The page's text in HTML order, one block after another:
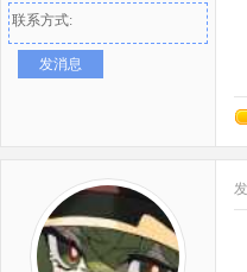
联系方式:
发消息